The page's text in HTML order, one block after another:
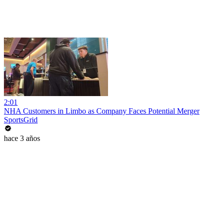
2:01
NHA Customers in Limbo as Company Faces Potential Merger
SportsGrid
hace 3 años